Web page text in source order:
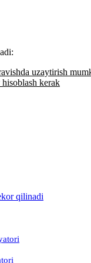
uzaytirish
kerak
qilinadi